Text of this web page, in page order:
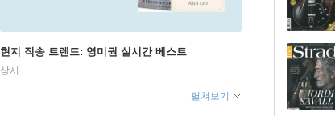
현지 직송 트렌드: 영미권 실시간 베스트
상시
펼쳐보기